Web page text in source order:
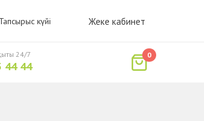
Тапсырыс күйі Жеке кабинет
44 44
24/7 0